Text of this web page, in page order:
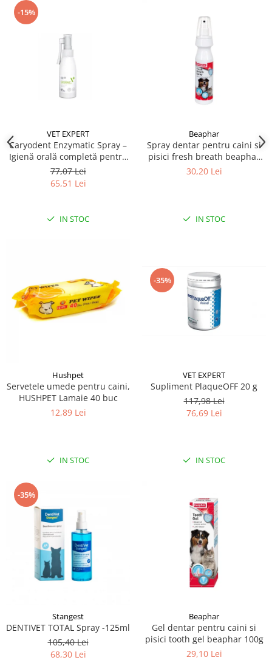
-15%
VET EXPERT
Caryodent Enzymatic Spray –
Igienă orală completă pentru
câini și pisici, 75g
77,07 Lei
65,51 Lei
IN STOC
Beaphar
Spray dentar pentru caini si
pisici fresh breath beaphar
150ml
30,20 Lei
IN STOC
Hushpet
Servetele umede pentru caini,
HUSHPET Lamaie 40 buc
12,89 Lei
IN STOC
-35%
VET EXPERT
Supliment PlaqueOFF 20 g
117,98 Lei
76,69 Lei
IN STOC
-35%
Stangest
DENTIVET TOTAL Spray -125ml
105,40 Lei
68,30 Lei
Beaphar
Gel dentar pentru caini si
pisici tooth gel beaphar 100g
29,10 Lei